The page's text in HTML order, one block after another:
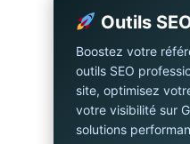
Outils
Boostez votre
outils SEO
site, optimisez
votre visibilité sur
solutions